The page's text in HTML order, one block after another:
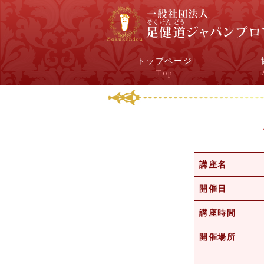
トップページ
Top
講座名
開催日
講座時間
開催場所